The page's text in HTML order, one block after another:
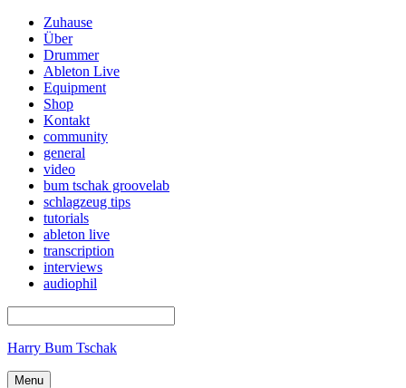
Zuhause
Über
Drummer
Ableton Live
Equipment
Shop
Kontakt
community
general
video
bum tschak groovelab
schlagzeug tips
tutorials
ableton live
transcription
interviews
audiophil
Harry Bum Tschak
Menu